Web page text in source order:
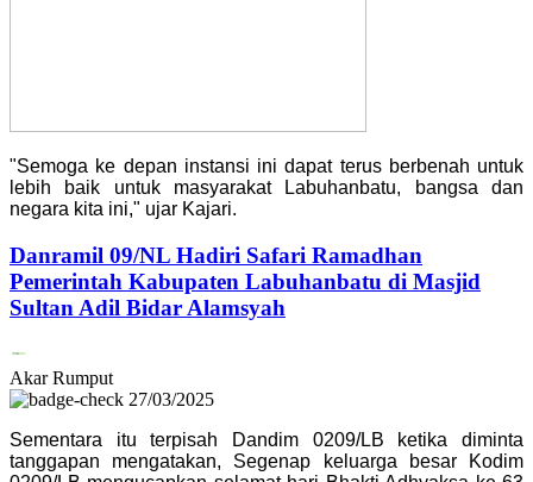
"Semoga ke depan instansi ini dapat terus berbenah untuk
lebih baik untuk masyarakat Labuhanbatu, bangsa dan
negara kita ini," ujar Kajari.
Danramil 09/NL Hadiri Safari Ramadhan
Pemerintah Kabupaten Labuhanbatu di Masjid
Sultan Adil Bidar Alamsyah
Akar Rumput
27/03/2025
Sementara itu terpisah Dandim 0209/LB ketika diminta
tanggapan mengatakan, Segenap keluarga besar Kodim